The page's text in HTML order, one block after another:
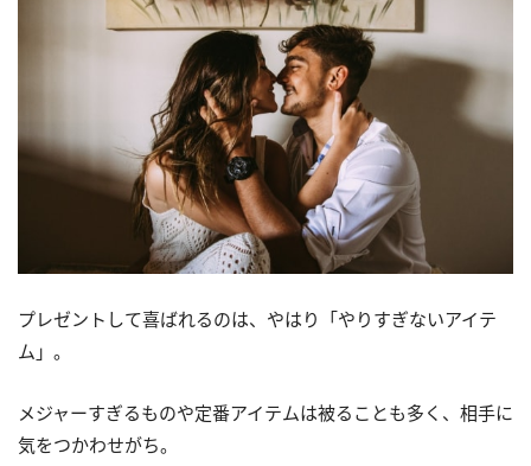
プレゼントして喜ばれるのは、やはり「やりすぎないアイテ
ム」。
メジャーすぎるものや定番アイテムは被ることも多く、相手に
気をつかわせがち。